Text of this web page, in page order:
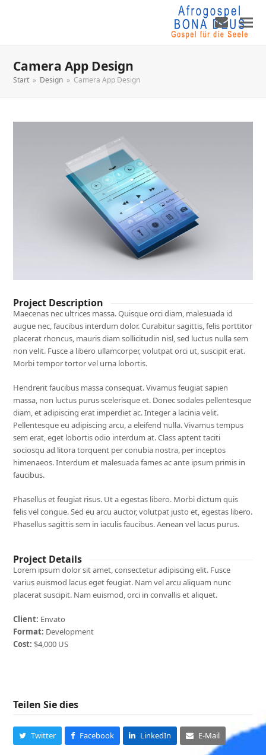
Camera App Design
Start » Design » Camera App Design
Project Description
Maecenas nec ultrices massa. Quisque orci diam, malesuada id
augue nec, faucibus interdum dolor. Curabitur sagittis, felis porttitor
placerat rhoncus, mauris diam sollicitudin nisl, sed luctus nulla sem
non velit. Fusce a libero ullamcorper, volutpat orci ut, suscipit erat.
Morbi tempor tortor vel urna lobortis.
Hendrerit faucibus massa consequat. Vivamus feugiat sapien
massa, non luctus purus scelerisque et. Donec sodales pellentesque
diam, et adipiscing erat imperdiet ac. Integer a lacinia velit.
Pellentesque eu adipiscing arcu, a eleifend nulla. Vivamus tempus
sem erat, eget lobortis odio interdum at. Class aptent taciti
sociosqu ad litora torquent per conubia nostra, per inceptos
himenaeos. Interdum et malesuada fames ac ante ipsum primis in
faucibus.
Phasellus et feugiat risus. Ut a egestas libero. Morbi dictum quis
felis vel congue. Sed eu arcu auctor, volutpat justo et, egestas libero.
Phasellus sagittis sem in iaculis faucibus. Aenean vel lacus purus.
Project Details
Lorem ipsum dolor sit amet, consectetur adipiscing elit. Fusce
varius euismod lacus eget feugiat. Nam vel arcu aliquam nunc
placerat suscipit. Nam euismod, orci in convallis et aliquet.
Client: Envato
Format: Development
Cost: $4,000 US
Teilen Sie dies
Twitter Facebook LinkedIn E-Mail